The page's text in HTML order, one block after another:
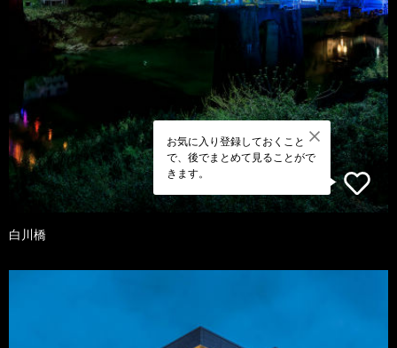
お気に入り登録しておくこと
で、後でまとめて見ることがで
きます。
白川橋